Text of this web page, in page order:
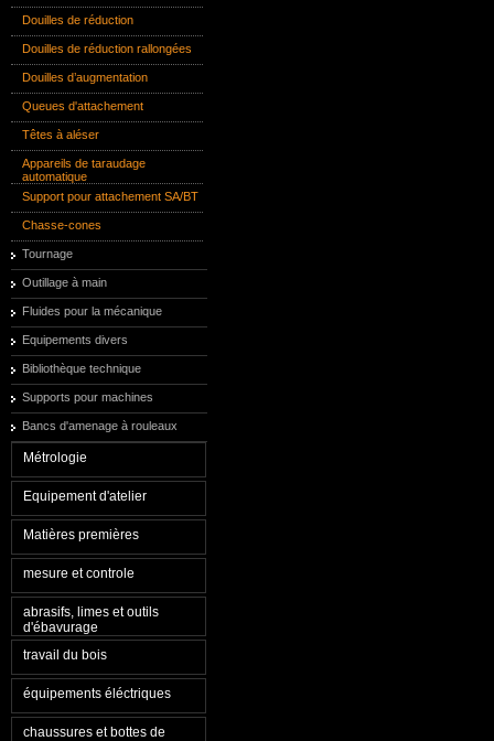
Douilles de réduction
Douilles de réduction rallongées
Douilles d’augmentation
Queues d'attachement
Têtes à aléser
Appareils de taraudage
automatique
Support pour attachement SA/BT
Chasse-cones
Tournage
Outillage à main
Fluides pour la mécanique
Equipements divers
Bibliothèque technique
Supports pour machines
Bancs d'amenage à rouleaux
Métrologie
Equipement d'atelier
Matières premières
mesure et controle
abrasifs, limes et outils
d'ébavurage
travail du bois
équipements éléctriques
chaussures et bottes de